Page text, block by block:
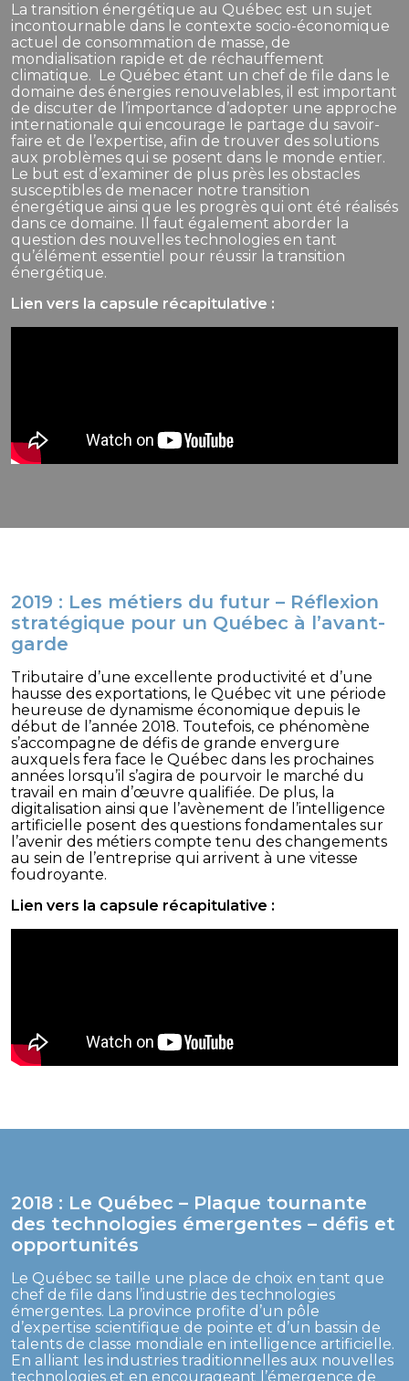
La transition énergétique au Québec est un sujet
incontournable dans le contexte socio-économique
actuel de consommation de masse, de
mondialisation rapide et de réchauffement
climatique. Le Québec étant un chef de file dans le
domaine des énergies renouvelables, il est important
de discuter de l’importance d’adopter une approche
internationale qui encourage le partage du savoir-
faire et de l’expertise, afin de trouver des solutions
aux problèmes qui se posent dans le monde entier.
Le but est d’examiner de plus près les obstacles
susceptibles de menacer notre transition
énergétique ainsi que les progrès qui ont été réalisés
dans ce domaine. Il faut également aborder la
question des nouvelles technologies en tant
qu’élément essentiel pour réussir la transition
énergétique.
Lien vers la capsule récapitulative :
2019 : Les métiers du futur – Réflexion
stratégique pour un Québec à l’avant-
garde
Tributaire d’une excellente productivité et d’une
hausse des exportations, le Québec vit une période
heureuse de dynamisme économique depuis le
début de l’année 2018. Toutefois, ce phénomène
s’accompagne de défis de grande envergure
auxquels fera face le Québec dans les prochaines
années lorsqu’il s’agira de pourvoir le marché du
travail en main d’œuvre qualifiée. De plus, la
digitalisation ainsi que l’avènement de l’intelligence
artificielle posent des questions fondamentales sur
l’avenir des métiers compte tenu des changements
au sein de l’entreprise qui arrivent à une vitesse
foudroyante.
Lien vers la capsule récapitulative :
2018 : Le Québec – Plaque tournante
des technologies émergentes – défis et
opportunités
Le Québec se taille une place de choix en tant que
chef de file dans l’industrie des technologies
émergentes. La province profite d’un pôle
d’expertise scientifique de pointe et d’un bassin de
talents de classe mondiale en intelligence artificielle.
En alliant les industries traditionnelles aux nouvelles
technologies et en encourageant l’émergence de